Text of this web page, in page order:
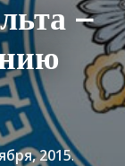
–
2015.